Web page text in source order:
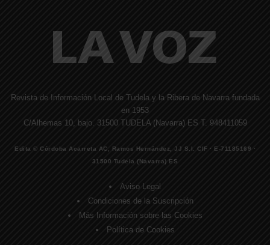
Revista de Información Local de Tudela y la Ribera de Navarra fundada
en 1953
C/Alhemas 10, bajo. 31500 TUDELA (Navarra) ES T. 948411059
Edita © Córdoba Acarreta AC, Ramos Hernández, JJ S.I. CIF · E-71185169 ·
31500 Tudela (Navarra) ES
Aviso Legal
Condiciones de la Suscripción
Más Información sobre las Cookies
Política de Cookies